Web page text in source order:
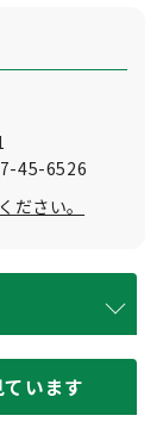
45-6526
ださい。
います